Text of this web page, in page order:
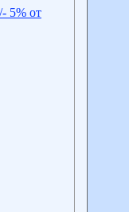
5% от